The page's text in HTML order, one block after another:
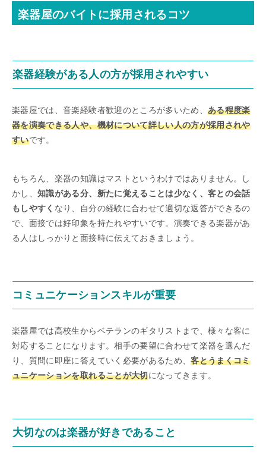
楽器屋のバイトに採用されるコツ
楽器経験がある人の方が採用されやすい
楽器屋では、音楽経験者歓迎のところが多いため、ある程度楽
器を演奏できる人や、機材について詳しい人の方が採用されや
すいです。
もちろん、楽器の知識はマストというわけではありません。し
かし、知識がある分、新たに覚えることは少なく、客との会話
もしやすく なり、自分の経験に合わせて適切な返答ができるの
で、面接では好印象を持たれやすいです。演奏できる楽器があ
る人はしっかりと面接時に伝えておきましょう。
コミュニケーションスキルが重要
楽器屋では高校生からベテランのギタリストまで、様々な客に
対応することになります。相手の要望に合わせて楽器を選んだ
り、質問に即座に答えていく必要があるため、客とうまくコミ
ュニケーションを取れることが大切になってきます。
大切なのは楽器が好きであること